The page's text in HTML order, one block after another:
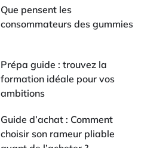
Que pensent les
consommateurs des gummies
Prépa guide : trouvez la
formation idéale pour vos
ambitions
Guide d’achat : Comment
choisir son rameur pliable